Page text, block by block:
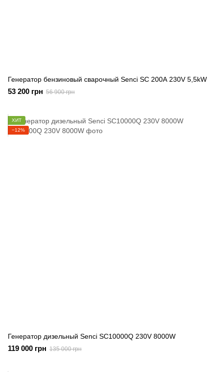
Генератор бензиновый сварочный Senci SC 200А 230V 5,5kW
53 200 грн 56 900 грн
ХИТ
−12%
Генератор дизельный Senci SC10000Q 230V 8000W
119 000 грн 135 000 грн